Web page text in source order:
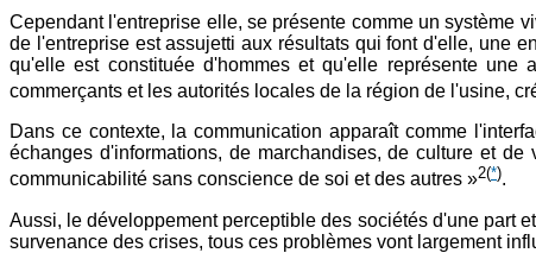
Cependant l'entreprise elle, se présente comme un système
de l'entreprise est assujetti aux résultats qui font d'elle, une
qu'elle est constituée d'hommes et qu'elle représente
commerçants et les autorités locales de la région de l'usine,
Dans ce contexte, la communication apparaît comme
échanges d'informations, de marchandises, de culture et
communicabilité sans conscience de soi et des autres »2(*).
Aussi, le développement perceptible des sociétés d'une part
survenance des crises, tous ces problèmes vont largement